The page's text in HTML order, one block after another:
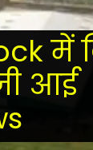
में
आई